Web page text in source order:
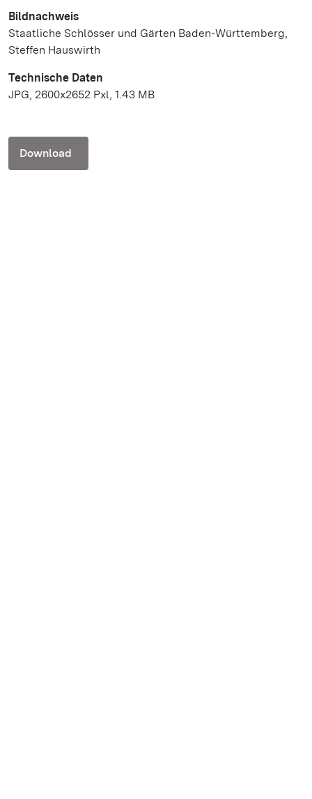
Bildnachweis
Staatliche Schlösser und Gärten Baden-Württemberg,
Steffen Hauswirth
Technische Daten
JPG, 2600x2652 Pxl, 1.43 MB
Download